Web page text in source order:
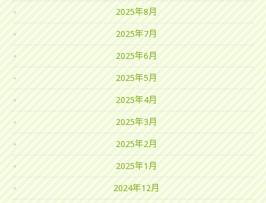
2025年8月
2025年7月
2025年6月
2025年5月
2025年4月
2025年3月
2025年2月
2025年1月
2024年12月